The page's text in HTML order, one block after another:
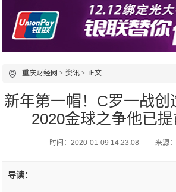
重庆财经网 >资讯 > 正文
新年第一帽！C罗一战创
2020金球之争他已提
时间：2020-01-09 14:23:08 来源：
导读：